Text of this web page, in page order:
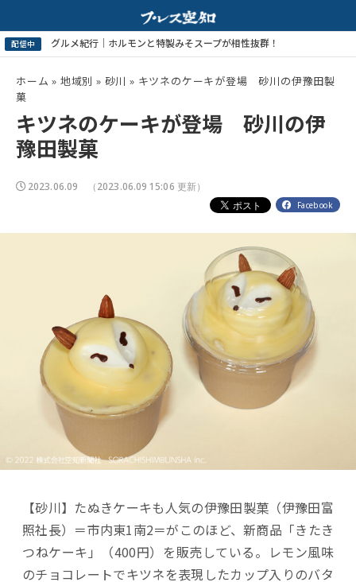
ホーム » 地域別 » 砂川 » キツネのケーキが登場 砂川の伊豫田製
菓
キツネのケーキが登場 砂川の伊
豫田製菓
2023.06.09 （2023.06.09 15:06 更新）
Facebook
【砂川】たぬきケーキも人気の伊豫田製菓（伊豫田富
照社長）＝市内東1南2＝がこのほど、新商品「きたき
つねケーキ」（400円）を販売している。レモン風味
のチョコレートでキツネを表現したカップ入りのバタ